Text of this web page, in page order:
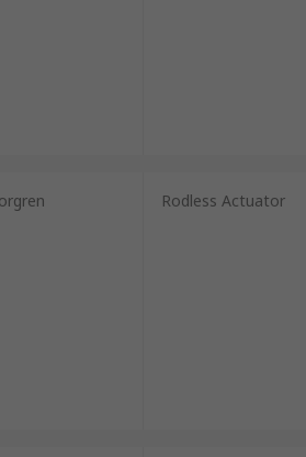
Rodless Actuator